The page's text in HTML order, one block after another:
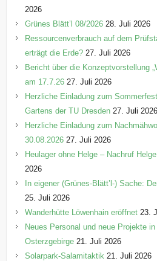
2026
Grünes Blätt’l 08/2026 28. Juli 2026
Ressourcenverbrauch auf dem
erträgt die Erde? 27. Juli 2026
Bericht über die Konzeptvorstellung
am 17.7.26 27. Juli 2026
Herzliche Einladung zum
Gartens der TU Dresden 27. Juli 2026
Herzliche Einladung zum
30.08.2026 27. Juli 2026
Heulager ohne Helge – Nachruf
2026
In eigener (Grünes-Blätt’l-) Sache:
25. Juli 2026
Wanderhütte Löwenhain eröffnet 23.
Neues Personal und neue Projekte
Osterzgebirge 21. Juli 2026
Solarpark-Salamitaktik 21. Juli 2026